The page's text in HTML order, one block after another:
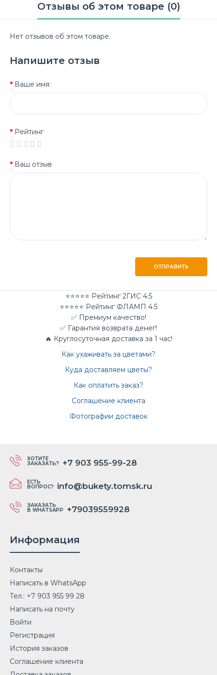
Отзывы об этом товаре (0)
Нет отзывов об этом товаре.
Напишите отзыв
Ваше имя:
Рейтинг
Ваш отзыв
ОТПРАВИТЬ
⭐⭐⭐⭐⭐ Рейтинг 2ГИС 4.5
⭐⭐⭐⭐⭐ Рейтинг ФЛАМП 4.5
✅ Премиум качество!
✅ Гарантия возврата денег!
🔥 Круглосуточная доставка за 1 час!
Как ухаживать за цветами?
Куда доставляем цветы?
Как оплатить заказ?
Соглашение клиента
Фотографии доставок
ХОТИТЕ
ЗАКАЗАТЬ? +7 903 955-99-28
ЕСТЬ
ВОПРОС? info@bukety.tomsk.ru
ЗАКАЗАТЬ
В WHATSAPP +79039559928
Информация
Контакты
Написать в WhatsApp
Тел.: +7 903 955 99 28
Написать на почту
Войти
Регистрация
История заказов
Соглашение клиента